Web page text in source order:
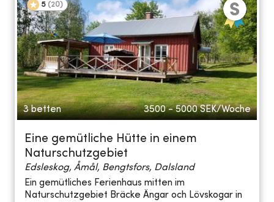
5 (20)
3 betten 3500 - 5000 SEK/Woche
Eine gemütliche Hütte in einem
Naturschutzgebiet
Edsleskog, Åmål, Bengtsfors, Dalsland
Ein gemütliches Ferienhaus mitten im
Naturschutzgebiet Bräcke Ängar och Lövskogar in